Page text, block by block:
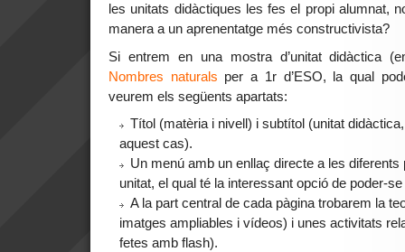
les unitats didàctiques les fes el propi alumnat,
manera a un aprenentatge més constructivista?
Si entrem en una mostra d’unitat didàctica
Nombres naturals per a 1r d’ESO, la qual
veurem els següents apartats:
Títol (matèria i nivell) i subtítol (unitat
aquest cas).
Un menú amb un enllaç directe a les
unitat, el qual té la interessant opció de poder-
A la part central de cada pàgina trobarem la
imatges ampliables i vídeos) i unes activitats
fetes amb flash).